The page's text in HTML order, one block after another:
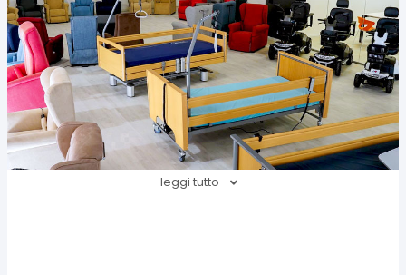
leggi tutto